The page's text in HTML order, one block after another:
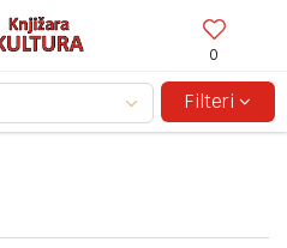
0
IZNOSE PREKO 150KM!
Filteri